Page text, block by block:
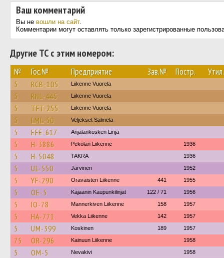
Ваш комментарий
Вы не вошли на сайт.
Комментарии могут оставлять только зарегистрированные
Другие ТС с этим номером:
№ Гос.№ Предприятие Зав.№ Постр. Утил.
5 RCB-105 Liikenne Vuorela
5 RNL-445 Liikenne Vuorela
5 TFT-255 Liikenne Vuorela
5 LML-50 Veljekset Salmela
5 EFE-617 Anjalankosken Linja
5 H-3886 Pekolan Liikenne 1936
5 H-5048 TAKRA 1936
5 UL-550 Järvinen 1952
5 YF-290 Oravaisten Liikenne 441 1955
5 OE-5 Kajaanin Kaupunkilinjat 122 / 71 1956
5 IO-78 Mannerkiven Liikenne 158 1957
5 HA-771 Vekka Liikenne 142 1957
5 UM-399 Koskinen 189 1957
75 OR-296 Kainuun Liikenne 1958
5 OM-5 Nevakivi 1958